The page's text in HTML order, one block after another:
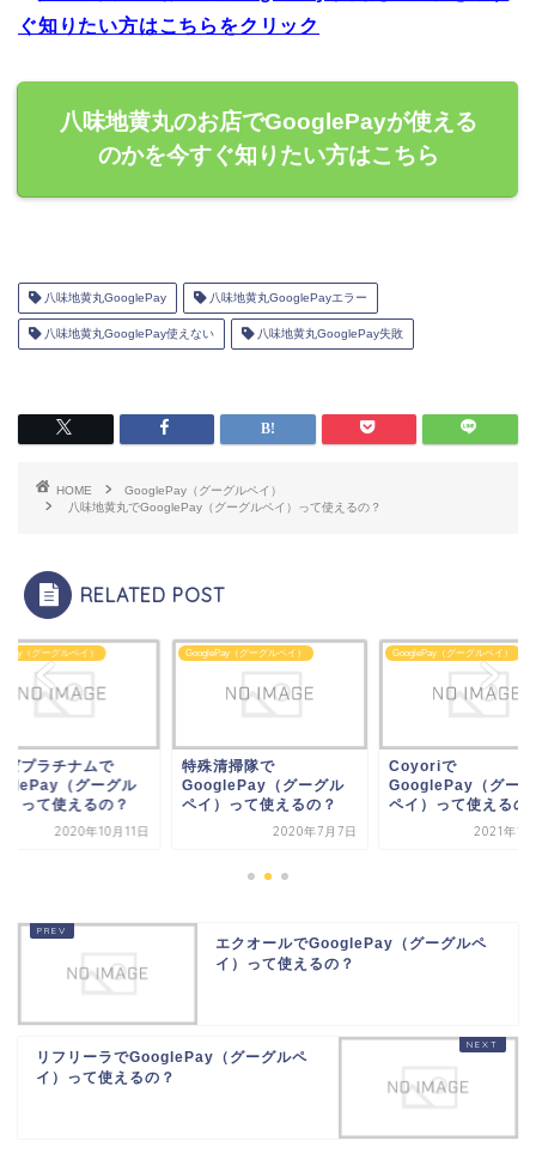
ぐ知りたい方はこちらをクリック
八味地黄丸のお店でGooglePayが使える
のかを今すぐ知りたい方はこちら
八味地黄丸GooglePay 八味地黄丸GooglePayエラー
八味地黄丸GooglePay使えない 八味地黄丸GooglePay失敗
HOME
GooglePay（グーグルペイ）
八味地黄丸でGooglePay（グーグルペイ）って使えるの？
RELATED POST
（グーグルペイ）
清掃隊で
（グーグル
）って使えるの？
2020年7月7日
GooglePay（グーグルペイ）
Coyoriで
GooglePay（グーグル
ペイ）って使えるの？
2021年1月20日
GooglePay（グーグルペイ）
ミュゼプラチナムで
GooglePay（グー
ペイ）って使えるの
2020年10
エクオールでGooglePay（グーグルペ
イ）って使えるの？
リフリーラでGooglePay（グーグルペ
イ）って使えるの？